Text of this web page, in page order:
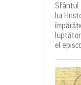
Sfântul
lui
el